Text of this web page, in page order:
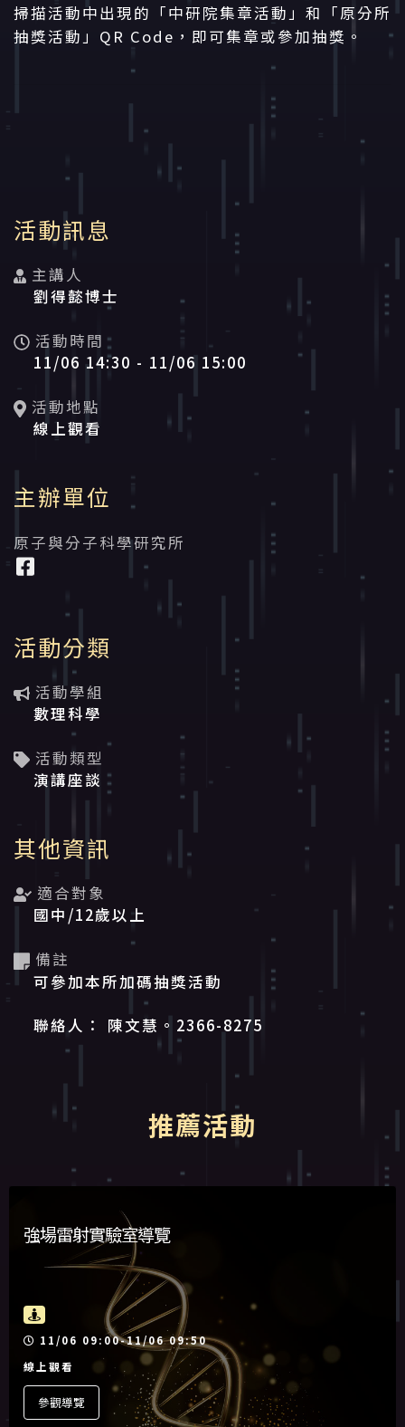
掃描活動中出現的「中研院集章活動」和「原分所
抽獎活動」QR Code，即可集章或參加抽獎。
活動資訊
活動訊息
主講人
劉得懿博士
活動時間
11/06 14:30 - 11/06 15:00
活動地點
線上觀看
主辦單位
原子與分子科學研究所
活動分類
活動學組
數理科學
活動類型
演講座談
其他資訊
適合對象
國中/12歲以上
備註
可參加本所加碼抽獎活動
聯絡人： 陳文慧。2366-8275
推薦活動
強場雷射實驗室導覽
活動時間
11/06 09:00-11/06 09:50
線上觀看
參觀導覽